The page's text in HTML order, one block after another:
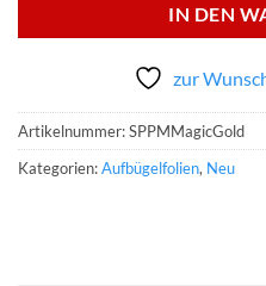
IN DEN
zur
Artikelnummer:SPPMMagicGold
Kategorien:Aufbügelfolien, Neu